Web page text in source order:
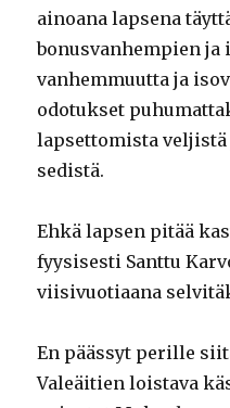
ainoana lapsena
bonusvanhempien ja
vanhemmuutta ja
odotukset
lapsettomista veljistä
sedistä.
Ehkä lapsen pitää
fyysisesti Santtu
viisivuotiaana
En päässyt perille
Valeäitien loistava